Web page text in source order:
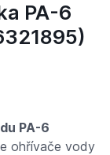
PA-6
PA-6
ohřívače vody